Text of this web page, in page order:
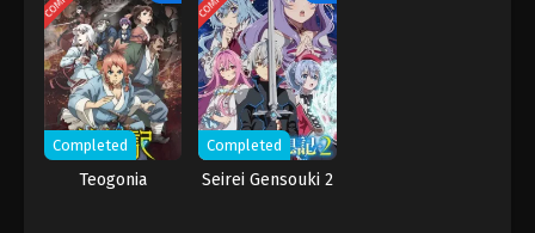
Saikyou no Chikara wo Eru Episode 1
Megami-hen
Completed
Teogonia
Completed
Seirei Gensouki 2